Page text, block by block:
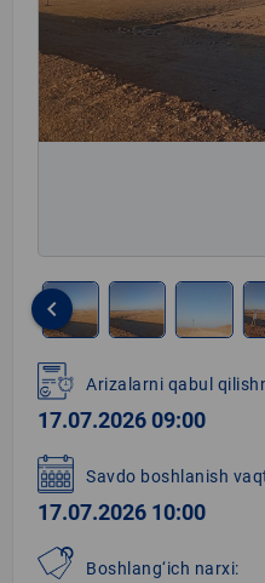
1
of
8
keyboard_arrow_left
Arizalarni qabul
17.07.2026 09:00
Savdo boshlanish
17.07.2026 10:00
Boshlang‘ich narxi: